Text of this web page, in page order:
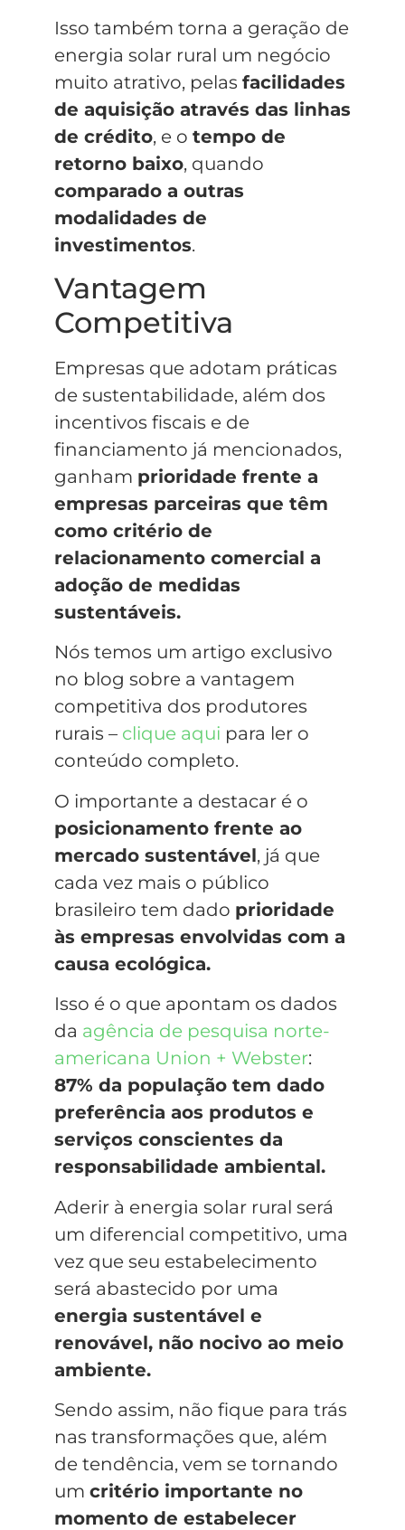
Isso também torna a geração de
energia solar rural um negócio
muito atrativo, pelas facilidades
de aquisição através das linhas
de crédito, e o tempo de
retorno baixo, quando
comparado a outras
modalidades de
investimentos.
Vantagem
Competitiva
Empresas que adotam práticas
de sustentabilidade, além dos
incentivos fiscais e de
financiamento já mencionados,
ganham prioridade frente a
empresas parceiras que têm
como critério de
relacionamento comercial a
adoção de medidas
sustentáveis.
Nós temos um artigo exclusivo
no blog sobre a vantagem
competitiva dos produtores
rurais – clique aqui para ler o
conteúdo completo.
O importante a destacar é o
posicionamento frente ao
mercado sustentável, já que
cada vez mais o público
brasileiro tem dado prioridade
às empresas envolvidas com a
causa ecológica.
Isso é o que apontam os dados
da agência de pesquisa norte-
americana Union + Webster:
87% da população tem dado
preferência aos produtos e
serviços conscientes da
responsabilidade ambiental.
Aderir à energia solar rural será
um diferencial competitivo, uma
vez que seu estabelecimento
será abastecido por uma
energia sustentável e
renovável, não nocivo ao meio
ambiente.
Sendo assim, não fique para trás
nas transformações que, além
de tendência, vem se tornando
um critério importante no
momento de estabelecer